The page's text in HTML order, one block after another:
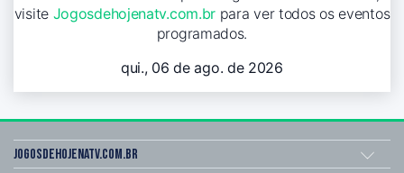
visite Jogosdehojenatv.com.br para ver todos os eventos
programados.
qui., 06 de ago. de 2026
Jogosdehojenatv.com.br